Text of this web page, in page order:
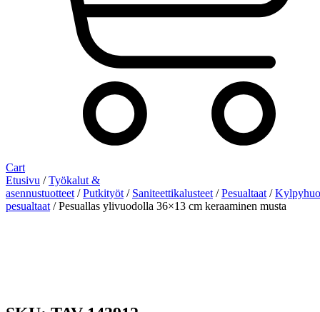
Cart
Etusivu /Työkalut &
asennustuotteet /Putkityöt / Saniteettikalusteet /Pesualtaat /
pesualtaat / Pesuallas ylivuodolla 36×13 cm keraaminen musta